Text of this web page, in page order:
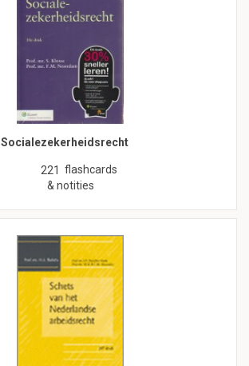
Socialezekerheidsrecht
221 flashcards
& notities